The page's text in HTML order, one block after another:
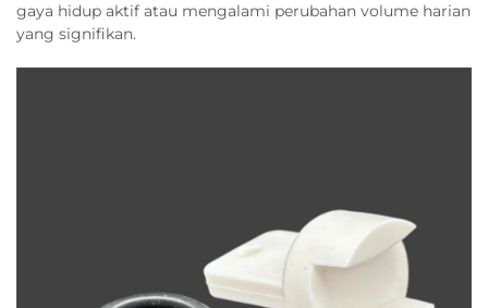
gaya hidup aktif atau mengalami perubahan volume harian
yang signifikan.